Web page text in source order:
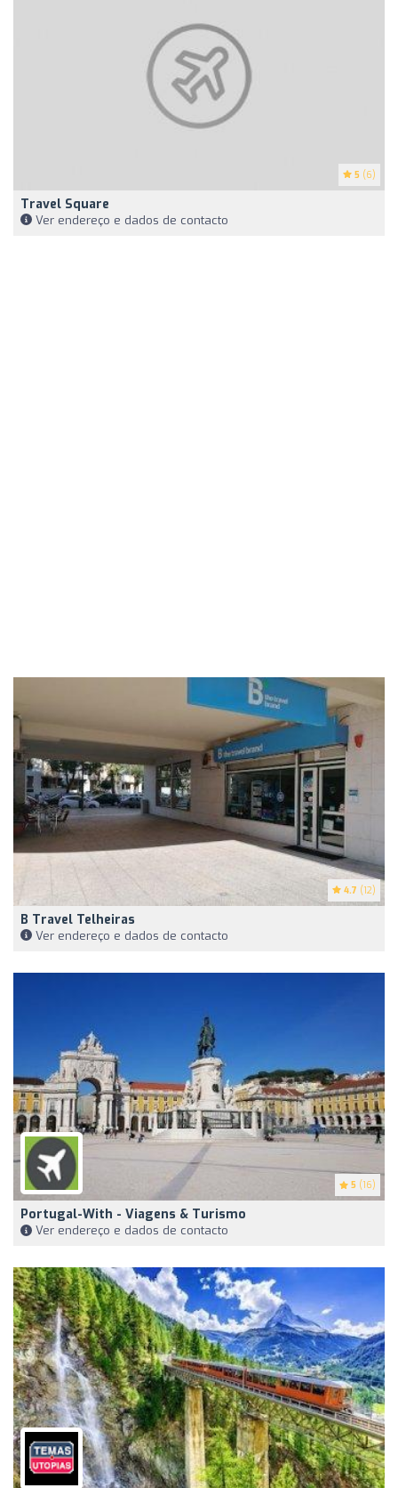
5 (6)
Travel Square
Ver endereço e dados de contacto
4.7 (12)
B Travel Telheiras
Ver endereço e dados de contacto
5 (16)
Portugal-With - Viagens & Turismo
Ver endereço e dados de contacto